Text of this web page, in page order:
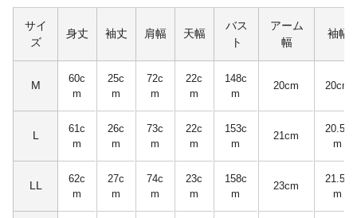
サイ
ズ
身丈 袖丈 肩幅 天幅
バス
ト
アーム
幅
袖幅
M
60c
m
25c
m
72c
m
22c
m
148c
m
20cm 20cm
L
61c
m
26c
m
73c
m
22c
m
153c
m
21cm
20.5c
m
LL
62c
m
27c
m
74c
m
23c
m
158c
m
23cm
21.5c
m